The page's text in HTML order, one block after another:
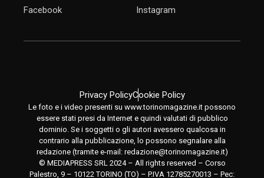
Facebook Instagram
Privacy PolicyCookie Policy
Le foto e i video presenti su www.torinomagazine.it possono
essere stati presi da Internet e quindi valutati di pubblico
dominio. Se i soggetti o gli autori avessero qualcosa in
contrario alla pubblicazione, lo possono segnalare alla
redazione (tramite e-mail: redazione@torinomagazine.it)
© MEDIAPRESS SRL 2024 – All rights reserved – Corso
Palestro, 9 – 10122 TORINO (TO) – P.IVA 12785270013 – Pec: